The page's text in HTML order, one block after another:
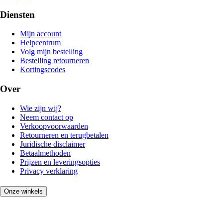
Diensten
Mijn account
Helpcentrum
Volg mijn bestelling
Bestelling retourneren
Kortingscodes
Over
Wie zijn wij?
Neem contact op
Verkoopvoorwaarden
Retourneren en terugbetalen
Juridische disclaimer
Betaalmethoden
Prijzen en leveringsopties
Privacy verklaring
Onze winkels